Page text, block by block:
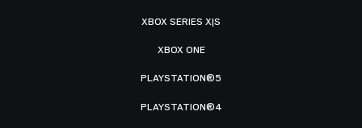
XBOX SERIES X|S
XBOX ONE
PLAYSTATION®5
PLAYSTATION®4